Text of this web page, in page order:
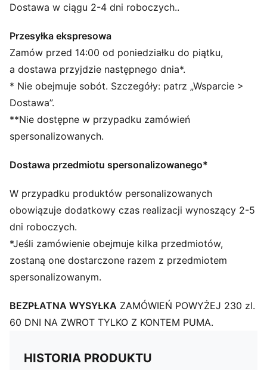
skupieniem i gotowością, by wywrzeć wpływ na
CECHY + KORZYŚCI
Odzież ta, objęta programem RE:FIBRE, jest wykonana
w co najmniej 95% z materiału pochodzącego z
recyklingu z odpadów tekstylnych i innych zużytych
materiałów.
SZCZEGÓŁY
Krój: Wąski
Długość nad kolano
Boczne kieszenie
Styl PUMA dla młodzieży: produkty polecane dla
dzieci pomiędzy 8. a 16. rokiem życia
Dostawa w ciągu 2-4 dni roboczych..
Przesyłka ekspresowa
Zamów przed 14:00 od poniedziałku do piątku,
a dostawa przyjdzie następnego dnia*.
* Nie obejmuje sobót. Szczegóły: patrz „Wsparcie >
Dostawa”.
**Nie dostępne w przypadku zamówień
spersonalizowanych.
Dostawa przedmiotu spersonalizowanego*
W przypadku produktów personalizowanych
obowiązuje dodatkowy czas realizacji wynoszący 2-5
dni roboczych.
*Jeśli zamówienie obejmuje kilka przedmiotów,
zostaną one dostarczone razem z przedmiotem
spersonalizowanym.
BEZPŁATNA WYSYŁKA ZAMÓWIEŃ POWYŻEJ 230 zl.
60 DNI NA ZWROT TYLKO Z KONTEM PUMA.
HISTORIA PRODUKTU